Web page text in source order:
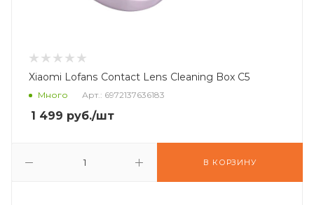
Xiaomi Lofans Contact Lens Cleaning Box С5
Много Арт.: 6972137636183
1 499 руб./шт
В КОРЗИНУ